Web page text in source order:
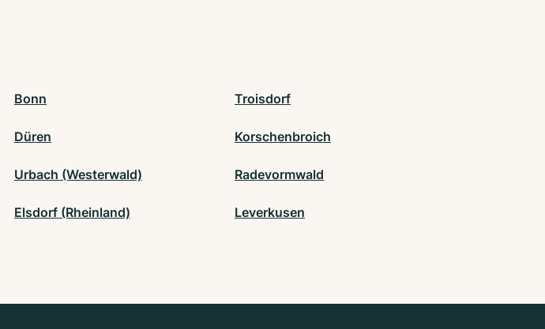
Bonn Troisdorf
Düren Korschenbroich
Urbach (Westerwald) Radevormwald
Elsdorf (Rheinland) Leverkusen